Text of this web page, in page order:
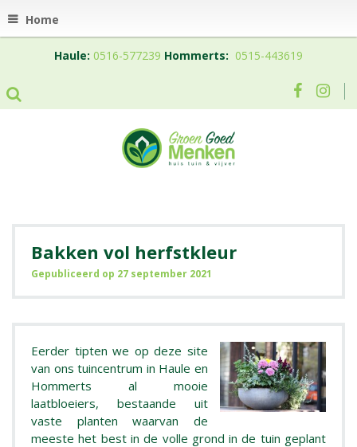
Home
Haule: 0516-577239 Hommerts: 0515-443619
Bakken vol herfstkleur
Gepubliceerd op 27 september 2021
Eerder tipten we op deze site
van ons tuincentrum in Haule en
Hommerts al mooie
laatbloeiers, bestaande uit
vaste planten waarvan de
meeste het best in de volle grond in de tuin geplant